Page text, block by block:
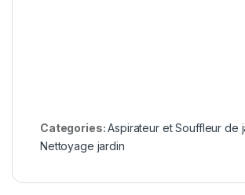
Categories:Aspirateur et Souffleur de
Nettoyage jardin